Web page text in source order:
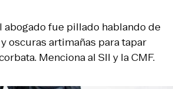
abogado fue pillado hablando de
oscuras artimañas para tapar
Menciona al SII y la CMF.